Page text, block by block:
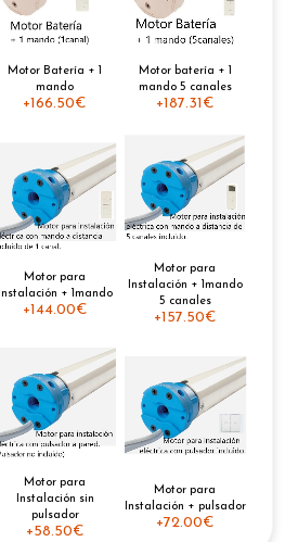
Motor Batería + 1
mando
+166.50€
Motor batería + 1
mando 5 canales
+187.31€
Motor para
Instalación + 1mando
+144.00€
Motor para
Instalación + 1mando
5 canales
+157.50€
Motor para
Instalación sin
pulsador
+58.50€
Motor para
Instalación + pulsador
+72.00€